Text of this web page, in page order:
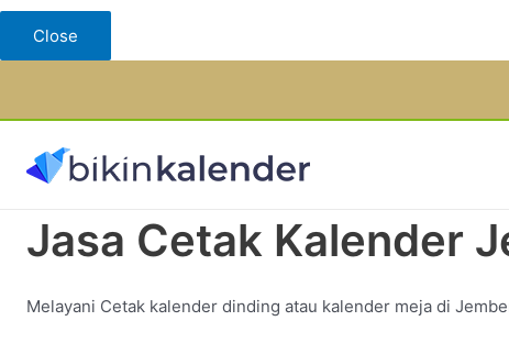
Close
konten
Jasa Cetak Kalender
Melayani Cetak kalender dinding atau kalender meja di